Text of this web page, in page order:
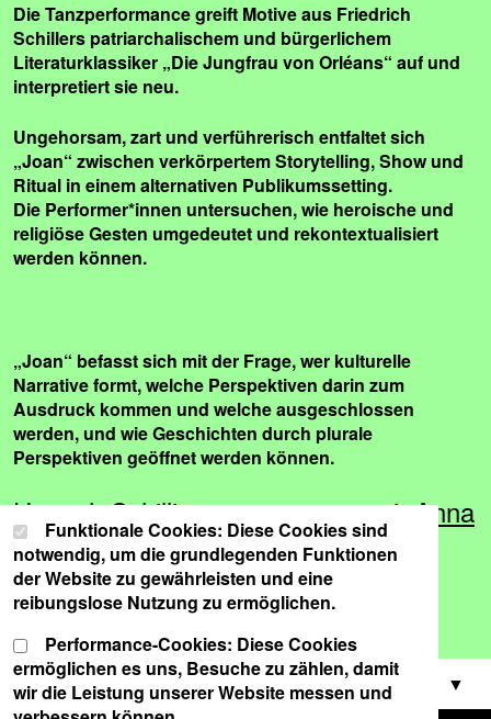
Die Tanzperformance greift Motive aus Friedrich
Schillers patriarchalischem und bürgerlichem
Literaturklassiker „Die Jungfrau von Orléans“ auf und
interpretiert sie neu.
Ungehorsam, zart und verführerisch entfaltet sich
„Joan“ zwischen verkörpertem Storytelling, Show und
Ritual in einem alternativen Publikumssetting.
Die Performer*innen untersuchen, wie heroische und
religiöse Gesten umgedeutet und rekontextualisiert
werden können.
„Joan“ befasst sich mit der Frage, wer kulturelle
Narrative formt, welche Perspektiven darin zum
Ausdruck kommen und welche ausgeschlossen
werden, und wie Geschichten durch plurale
Perspektiven geöffnet werden können.
Hannah Schillinger zusammen mit Anna
Konjetzky bei side.talks, dem TT-
Podcast.
Hier klicken und reinhören.
CAST
Cookie-Einstellungen
Wählen Sie Ihre Cookie-Präferenzen für diese Website.
Funktionale Cookies: Diese Cookies sind
notwendig, um die grundlegenden Funktionen
der Website zu gewährleisten und eine
reibungslose Nutzung zu ermöglichen.
Performance-Cookies: Diese Cookies
ermöglichen es uns, Besuche zu zählen, damit
wir die Leistung unserer Website messen und